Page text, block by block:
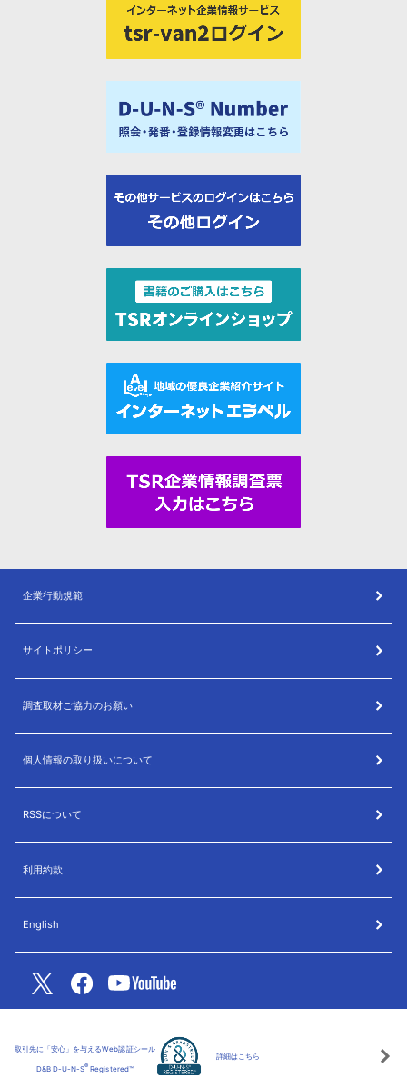
企業行動規範
サイトポリシー
調査取材ご協力のお願い
個人情報の取り扱いについて
RSSについて
利用約款
English
取引先に「安心」を与えるWeb認証シール
D&B D-U-N-S® Registered™
詳細はこちら